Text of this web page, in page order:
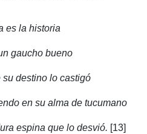
es la historia
gaucho bueno
su destino lo castigó
en su alma de tucumano
espina que lo desvió. [13]